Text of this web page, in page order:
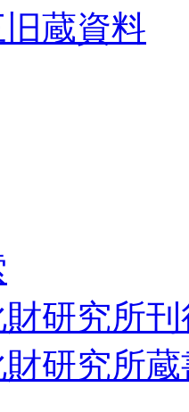
蔵資料
研究所
研究所